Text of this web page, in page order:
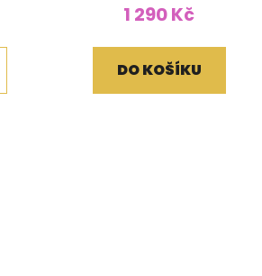
1 290 Kč
DO KOŠÍKU